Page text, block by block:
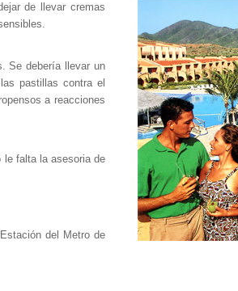
de llevar cremas
Se debería llevar un
pastillas contra el
a reacciones
le falta la asesoria de
del Metro de